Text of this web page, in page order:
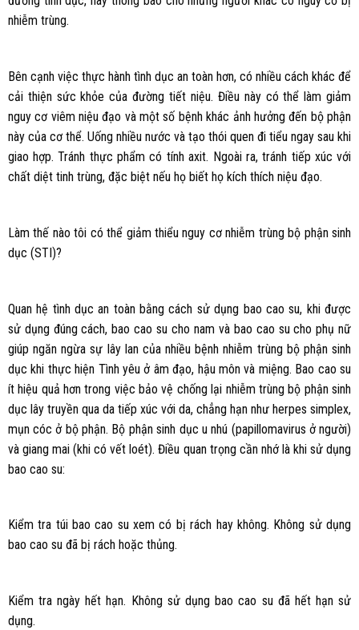
nhiễm trùng.
Bên cạnh việc thực hành tình dục an toàn hơn, có nhiều cách khác để
cải thiện sức khỏe của đường tiết niệu. Điều này có thể làm giảm
nguy cơ viêm niệu đạo và một số bệnh khác ảnh hưởng đến bộ phận
này của cơ thể. Uống nhiều nước và tạo thói quen đi tiểu ngay sau khi
giao hợp. Tránh thực phẩm có tính axit. Ngoài ra, tránh tiếp xúc với
chất diệt tinh trùng, đặc biệt nếu họ biết họ kích thích niệu đạo.
Làm thế nào tôi có thể giảm thiểu nguy cơ nhiễm trùng bộ phận sinh
dục (STI)?
Quan hệ tình dục an toàn bằng cách sử dụng bao cao su, khi được
sử dụng đúng cách, bao cao su cho nam và bao cao su cho phụ nữ
giúp ngăn ngừa sự lây lan của nhiều bệnh nhiễm trùng bộ phận sinh
dục khi thực hiện Tình yêu ở âm đạo, hậu môn và miệng. Bao cao su
ít hiệu quả hơn trong việc bảo vệ chống lại nhiễm trùng bộ phận sinh
dục lây truyền qua da tiếp xúc với da, chẳng hạn như herpes simplex,
mụn cóc ở bộ phận. Bộ phận sinh dục u nhú (papillomavirus ở người)
và giang mai (khi có vết loét). Điều quan trọng cần nhớ là khi sử dụng
bao cao su:
Kiểm tra túi bao cao su xem có bị rách hay không. Không sử dụng
bao cao su đã bị rách hoặc thủng.
Kiểm tra ngày hết hạn. Không sử dụng bao cao su đã hết hạn sử
dụng.